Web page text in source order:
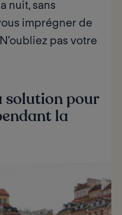
nuit, sans
imprégner de
pas votre
solution pour
la